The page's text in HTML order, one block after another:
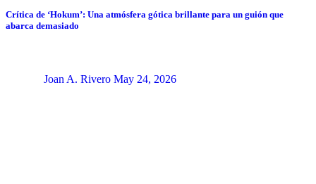
Crítica de ‘Hokum’: Una atmósfera gótica brillante para un guión que
abarca demasiado
Joan A. Rivero May 24, 2026